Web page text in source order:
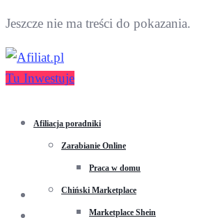
Jeszcze nie ma treści do pokazania.
Tu Inwestuje
Afiliacja poradniki
Zarabianie Online
Praca w domu
Chiński Marketplace
Marketplace Shein